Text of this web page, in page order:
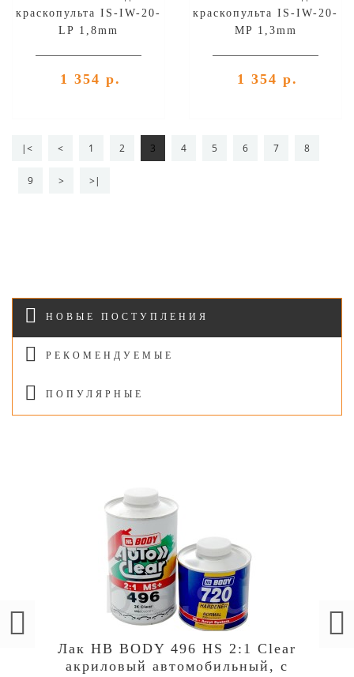
краскопульта IS-IW-20-
LP 1,8mm
1 354 р.
краскопульта IS-IW-20-
MP 1,3mm
1 354 р.
|< < 1 2 3 4 5 6 7 8
9 > >|
НОВЫЕ ПОСТУПЛЕНИЯ
РЕКОМЕНДУЕМЫЕ
ПОПУЛЯРНЫЕ
Лак HB BODY 496 HS 2:1 Clear
акриловый автомобильный, c